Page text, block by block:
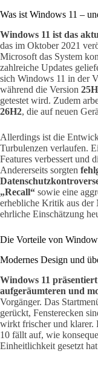
Was ist Windows 11 –
Windows 11 ist das
das im Oktober 2021
Microsoft das System
zahlreiche Updates
sich Windows 11 in der
während die Version
getestet wird. Zudem
26H2, die auf neuen
Allerdings ist die
Turbulenzen verlaufen.
Features verbessert und
Andererseits sorgten
„Recall“ sowie eine
erhebliche Kritik aus der
ehrliche Einschätzung
Die Vorteile von
Modernes Design und
Windows 11
aufgeräumteren und
Vorgänger. Das
gerückt, Fensterecken
wirkt frischer und klarer.
10 fällt auf, wie
Einheitlichkeit gesetzt